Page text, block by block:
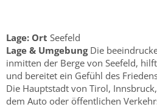
Lage: Ort Seefeld
Lage & UmgebungDie
inmitten der Berge von Seefeld,
und bereitet ein Gefühl des
Die Hauptstadt von Tirol,
dem Auto oder öffentlichen